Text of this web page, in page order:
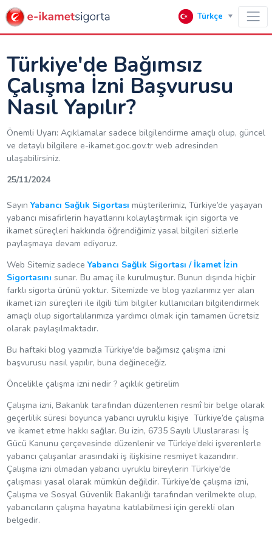
Türkçe
Türkiye'de Bağımsız
Çalışma İzni Başvurusu
Nasıl Yapılır?
Önemli Uyarı: Açıklamalar sadece bilgilendirme amaçlı olup, güncel
ve detaylı bilgilere e-ikamet.goc.gov.tr web adresinden
ulaşabilirsiniz.
25/11/2024
Sayın Yabancı Sağlık Sigortası müşterilerimiz, Türkiye’de yaşayan
yabancı misafirlerin hayatlarını kolaylaştırmak için sigorta ve
ikamet süreçleri hakkında öğrendiğimiz yasal bilgileri sizlerle
paylaşmaya devam ediyoruz.
Web Sitemiz sadece Yabancı Sağlık Sigortası / İkamet İzin
Sigortasını sunar. Bu amaç ile kurulmuştur. Bunun dışında hiçbir
farklı sigorta ürünü yoktur. Sitemizde ve blog yazılarımız yer alan
ikamet izin süreçleri ile ilgili tüm bilgiler kullanıcıları bilgilendirmek
amaçlı olup sigortalılarımıza yardımcı olmak için tamamen ücretsiz
olarak paylaşılmaktadır.
Bu haftaki blog yazımızla Türkiye'de bağımsız çalışma izni
başvurusu nasıl yapılır, buna değineceğiz.
Öncelikle çalışma izni nedir ? açıklık getirelim
Çalışma izni, Bakanlık tarafından düzenlenen resmî bir belge olarak
geçerlilik süresi boyunca yabancı uyruklu kişiye Türkiye’de çalışma
ve ikamet etme hakkı sağlar. Bu izin, 6735 Sayılı Uluslararası İş
Gücü Kanunu çerçevesinde düzenlenir ve Türkiye’deki işverenlerle
yabancı çalışanlar arasındaki iş ilişkisine resmiyet kazandırır.
Çalışma izni olmadan yabancı uyruklu bireylerin Türkiye'de
çalışması yasal olarak mümkün değildir. Türkiye’de çalışma izni,
Çalışma ve Sosyal Güvenlik Bakanlığı tarafından verilmekte olup,
yabancıların çalışma hayatına katılabilmesi için gerekli olan
belgedir.